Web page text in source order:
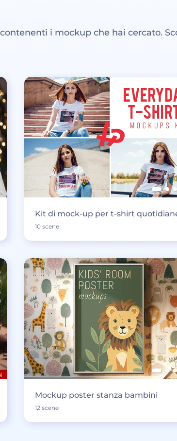
i mockup che hai cercato.
Kit di mock-up per t-shirt
10 scene
Mockup poster stanza bambini
12 scene